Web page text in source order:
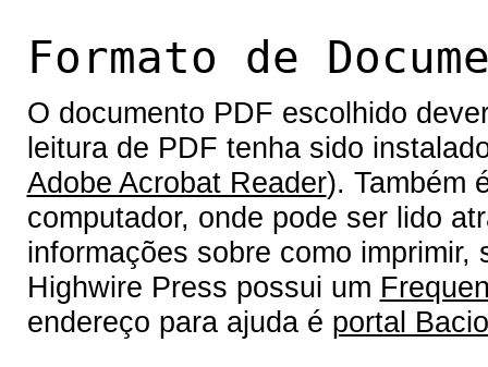
Formato de
O documento PDF escolhido
leitura de PDF tenha sido
Adobe Acrobat Reader). Também
computador, onde pode ser lido
informações sobre como
Highwire Press possui um
endereço para ajuda é portal